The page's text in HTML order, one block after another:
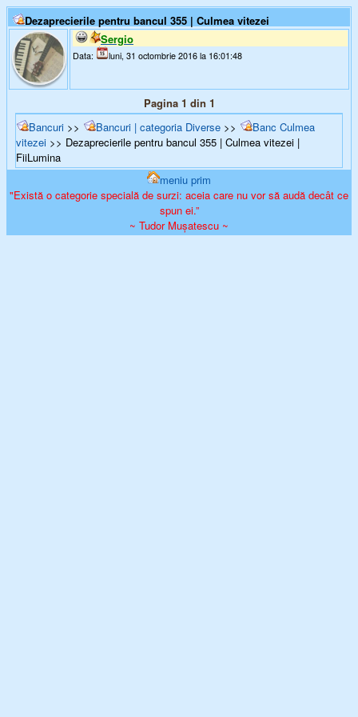
Dezaprecierile pentru bancul 355 | Culmea vitezei
Sergio
Data: luni, 31 octombrie 2016 la 16:01:48
Pagina 1 din 1
Bancuri >> Bancuri | categoria Diverse >>
Banc Culmea
vitezei >> Dezaprecierile pentru bancul 355 | Culmea vitezei |
FiiLumina
meniu prim
"Există o categorie specială de surzi: aceia care nu vor să audă decât ce
spun ei.”
~ Tudor Mușatescu ~